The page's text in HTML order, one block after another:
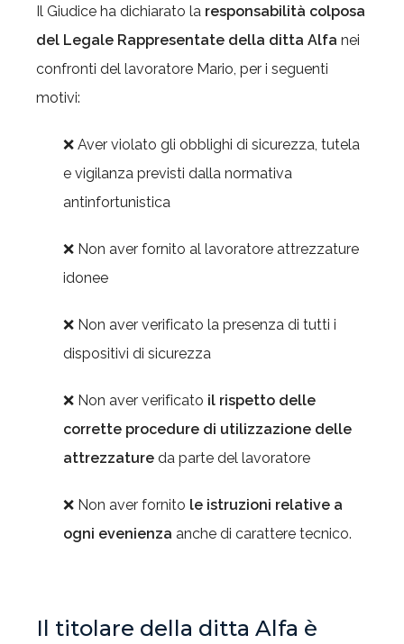
Il Giudice ha dichiarato la responsabilità colposa
del Legale Rappresentate della ditta Alfa nei
confronti del lavoratore Mario, per i seguenti
motivi:
❌ Aver violato gli obblighi di sicurezza, tutela
e vigilanza previsti dalla normativa
antinfortunistica
❌ Non aver fornito al lavoratore attrezzature
idonee
❌ Non aver verificato la presenza di tutti i
dispositivi di sicurezza
❌ Non aver verificato il rispetto delle
corrette procedure di utilizzazione delle
attrezzature da parte del lavoratore
❌ Non aver fornito le istruzioni relative a
ogni evenienza anche di carattere tecnico.
Il titolare della ditta Alfa è